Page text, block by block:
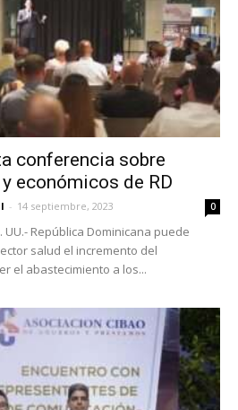
conferencia sobre
económicos de RD
- 14 septiembre, 2023 0
UU.- República Dominicana puede
salud el incremento del
el abastecimiento a los...